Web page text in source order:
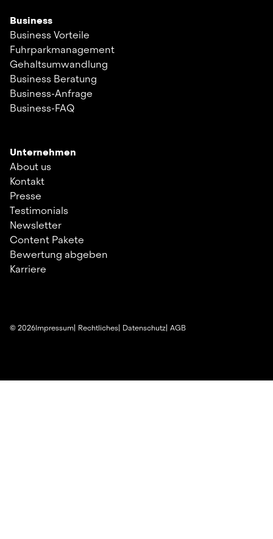
Business
Business Vorteile
Fuhrparkmanagement
Gehaltsumwandlung
Business Beratung
Business-Anfrage
Business-FAQ
Unternehmen
About us
Kontakt
Presse
Testimonials
Newsletter
Content Pakete
Bewertung abgeben
Karriere
©2026Impressum Rechtliches Datenschutz AGB